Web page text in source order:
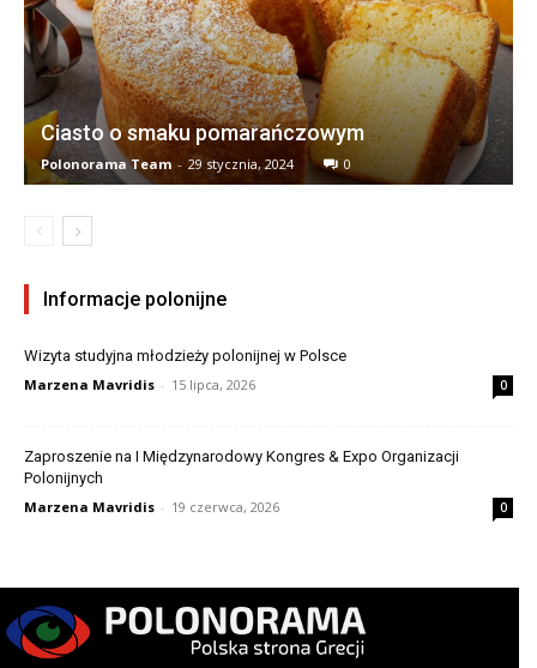
Ciasto o smaku pomarańczowym
Polonorama Team - 29 stycznia, 2024 0
Informacje polonijne
Wizyta studyjna młodzieży polonijnej w Polsce
Marzena Mavridis - 15 lipca, 2026 0
Zaproszenie na I Międzynarodowy Kongres & Expo Organizacji
Polonijnych
Marzena Mavridis - 19 czerwca, 2026 0